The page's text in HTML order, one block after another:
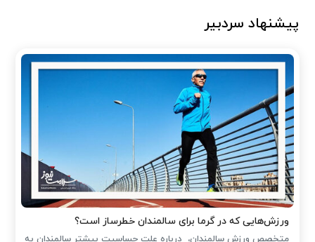
پیشنهاد سردبیر
ورزش‌هایی که در گرما برای سالمندان خطرساز است؟
متخصص ورزش سالمندان، درباره علت حساسیت بیشتر سالمندان به